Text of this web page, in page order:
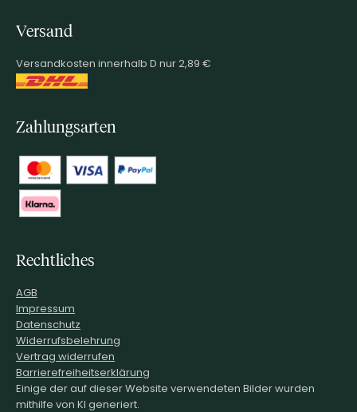
Versand
Versandkosten innerhalb D nur 2,89 €
Zahlungsarten
Rechtliches
AGB
Impressum
Datenschutz
Widerrufsbelehrung
Vertrag widerrufen
Barrierefreiheitserklärung
Einige der auf dieser Website verwendeten Bilder wurden
mithilfe von KI generiert.